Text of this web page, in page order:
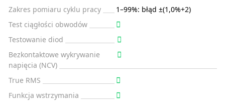
Zakres pomiaru cyklu pracy
1–99%: błąd ±(1,0%+2)
Test ciągłości obwodów
Testowanie diod
Bezkontaktowe wykrywanie
napięcia (NCV)
True RMS
Funkcja wstrzymania